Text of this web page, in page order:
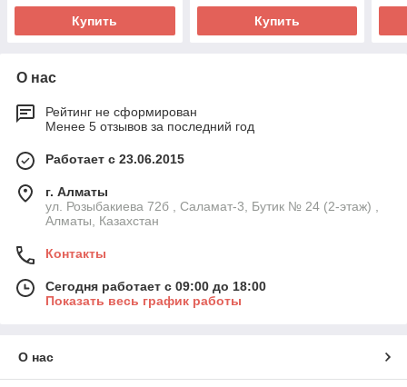
Купить Купить
О нас
Рейтинг не сформирован
Менее 5 отзывов за последний год
Работает с 23.06.2015
г. Алматы
ул. Розыбакиева 72б , Саламат-3, Бутик № 24 (2-этаж) ,
Алматы, Казахстан
Контакты
Сегодня работает с 09:00 до 18:00
Показать весь график работы
О нас